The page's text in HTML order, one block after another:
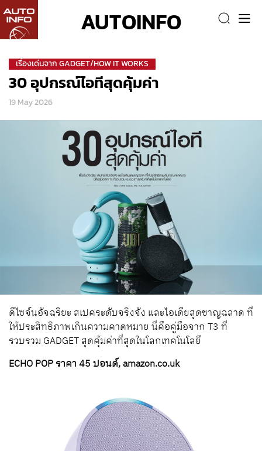
AUTOINFO
เรื่องเด่นจาก GADGET/HOW IT WORKS
30 อุปกรณ์ไอทีสุดคุ้มค่า
19 May 2026
ดีไซจ์นอัจฉริยะ สเปคระดับจริงจัง และไอเดียสุดชาญฉลาด ที่
ให้ประสิทธิภาพเกินความคาดหมาย นี่คือคู่มือจาก T3 ที่
รวบรวม GADGET สุดคุ้มค่าที่สุดในโลกเทคโนโลยี
ECHO POP ราคา 45 ปอนด์, amazon.co.uk